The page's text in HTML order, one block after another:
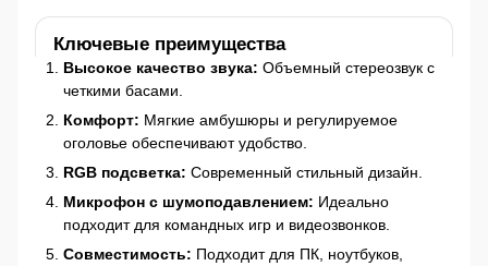
Ключевые преимущества
Высокое качество звука: Объемный стереозвук с
четкими басами.
Комфорт: Мягкие амбушюры и регулируемое
оголовье обеспечивают удобство.
RGB подсветка: Современный стильный дизайн.
Микрофон с шумоподавлением: Идеально
подходит для командных игр и видеозвонков.
Совместимость: Подходит для ПК, ноутбуков,